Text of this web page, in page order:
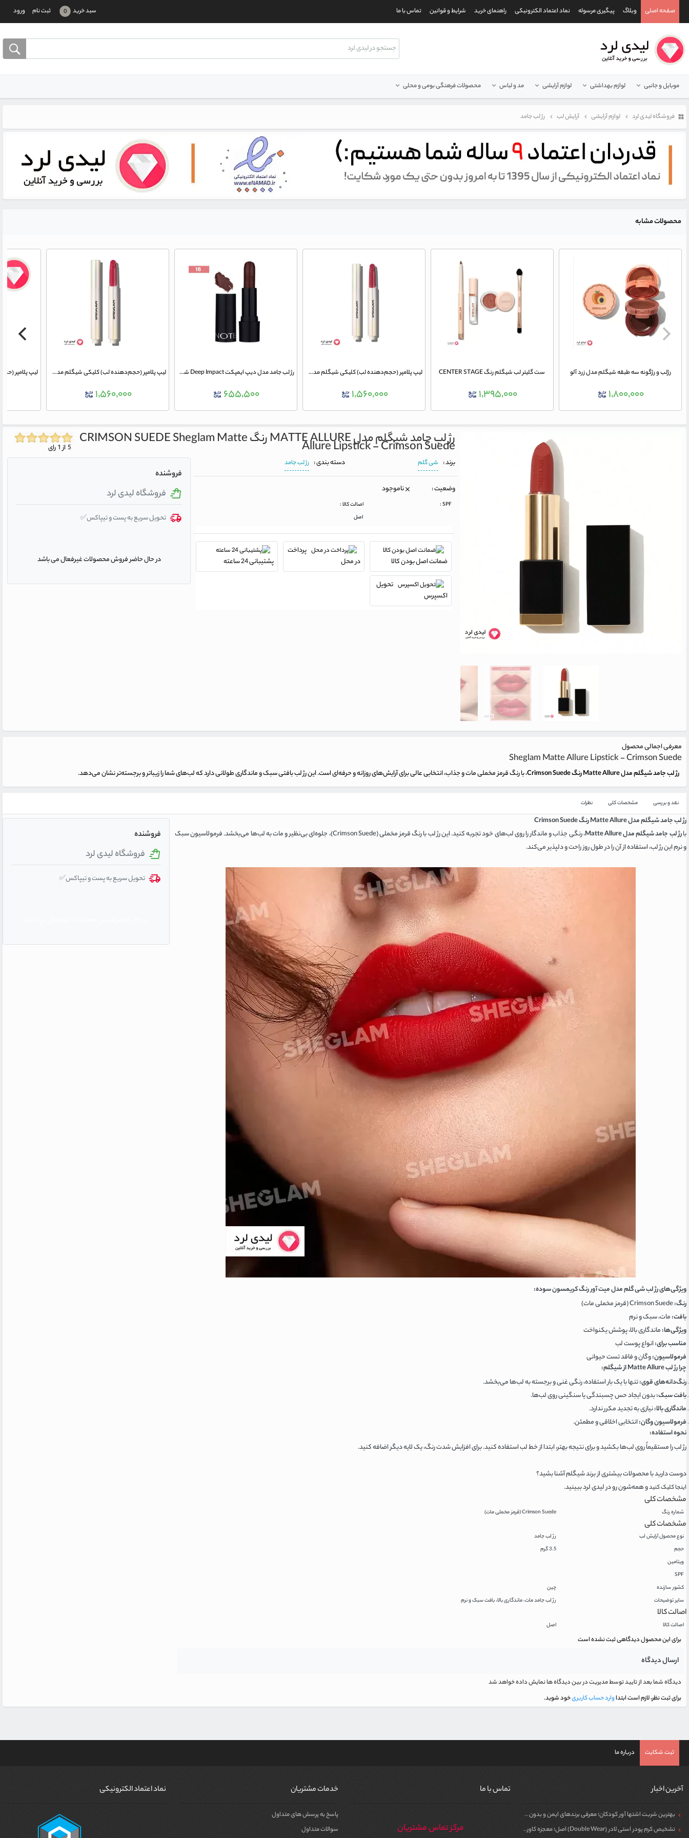
ورود ثبت نام سبد خرید 0 صفحه اصلی وبلاگ پیگیری مرسوله نماد اعتماد الکترونیکی راهنمای خرید شرایط و قوانین تماس با ما
موبایل و جانبی لوازم بهداشتی لوازم آرایشی مد و لباس محصولات فرهنگی بومی و محلی
فروشگاه لیدی لرد لوازم آرایشی آرایش لب رژ لب جامد
محصولات مشابه
رژلب و رژگونه سه طبقه شیگلم مدل زرد آلو
۱,۸۰۰,۰۰۰
ست گلیتر لب شیگلم رنگ CENTER STAGE
۱,۳۹۵,۰۰۰
لیپ پلامپر (حجم‌دهنده لب) کلیکی شیگلم مدل شاین رنگ Hot Stuff
۱,۵۶۰,۰۰۰
رژ لب جامد مدل دیپ ایمپکت Deep Impact شماره 16 نوت
۶۵۵,۵۰۰
لیپ پلامپر (حجم‌دهنده لب) کلیکی شیگلم مدل شاین رنگ Spring Fever
۱,۵۶۰,۰۰۰
رژ لب جامد شیگلم مدل MATTE ALLURE رنگ CRIMSON SUEDE Sheglam Matte Allure Lipstick - Crimson Suede
برند : شی گلم دسته بندی : رژ لب جامد
وضعیت : ناموجود
SPF :
اصالت کالا :
اصل
ضمانت اصل بودن کالا
پرداخت
در محل
پشتیبانی 24 ساعته
تحویل
اکسپرس
فروشنده
فروشگاه لیدی لرد
تحویل سریع به پست و تیپاکس✅
در حال حاضر فروش محصولات غیرفعال می باشد
معرفی اجمالی محصول
Sheglam Matte Allure Lipstick - Crimson Suede
رژ لب جامد شیگلم مدل Matte Allure رنگ Crimson Suede ، با رنگ قرمز مخملی مات و جذاب، انتخابی عالی برای آرایش‌های روزانه و حرفه‌ای است. این رژ لب بافتی سبک و ماندگاری طولانی دارد که لب‌های شما را زیباتر و برجسته‌تر نشان می‌دهد.
نقد و بررسی مشخصات کلی نظرات
رژ لب جامد شیگلم مدل Matte Allure رنگ Crimson Suede
بارژ لب جامد شیگلم مدل Matte Allure
، رنگی جذاب و ماندگار را روی لب‌های خود تجربه کنید. این رژ لب با رنگ قرمز مخملی (Crimson Suede)، جلوه‌ای بی‌نظیر و مات به لب‌ها می‌بخشد. فرمولاسیون سبک
و نرم این رژ لب، استفاده از آن را در طول روز راحت و دلپذیر می‌کند.
ویژگی‌های رژ لب شی گلم مدل میت آور رنگ کریمسون سوده:
رنگ:
بافت:مات، سبک و نرم
ویژگی‌ها:ماندگاری بالا، پوشش یکنواخت
مناسب برای:انواع پوست لب
فرمولاسیون:وگان و فاقد تست حیوانی
چرا رژ لب Matte Allure از شیگلم:
رنگ‌دانه‌های قوی:تنها با یک بار استفاده، رنگی غنی و برجسته به لب‌ها می‌بخشد.
بافت سبک:بدون ایجاد حس چسبندگی یا سنگینی روی لب‌ها.
ماندگاری بالا:نیازی به تجدید مکرر ندارد.
فرمولاسیون وگان:انتخابی اخلاقی و مطمئن.
نحوه استفاده:
رژ لب را مستقیماً روی لب‌ها بکشید و برای نتیجه بهتر، ابتدا از خط لب استفاده کنید. برای افزایش شدت رنگ، یک لایه دیگر اضافه کنید.
دوست دارید با محصولات بیشتری از برند شیگلم آشنا بشید؟
اینجا کلیک کنیدو همه‌شون رو در لیدی لرد ببینید.
مشخصات کلی
شماره رنگ Crimson Suede (قرمز مخملی مات)
مشخصات کلی
نوع محصول آرایش لب
رژ لب جامد
حجم
3.5 گرم
ویتامین
SPF
کشور سازنده
چین
سایر توضیحات
رژ لب جامد مات، ماندگاری بالا، بافت سبک و نرم
اصالت کالا
اصالت کالا اصل
برای این محصول دیدگاهی ثبت نشده است
ارسال دیدگاه
دیدگاه شما بعد از تایید توسط مدیریت در بین دیدگاه ها نمایش داده خواهد شد
برای ثبت نظر، لازم است ابتداوارد حساب کاربریخود شوید.
فروشنده
فروشگاه لیدی لرد
تحویل سریع به پست و تیپاکس✅
ثبت شکایت درباره ما
آخرین اخبار
بهترین شربت اشتها آور کودکان؛ معرفی برندهای ایمن و بدون سیپروهپتادین
تشخیص کرم پودر استی لادر (Double Wear) اصل؛ معجزه کاور برای پوست
تماس با ما
مرکز تماس مشتریان
خدمات مشتریان
پاسخ به پرسش های متداول
سوالات متداول
نماد اعتماد الکترونیکی